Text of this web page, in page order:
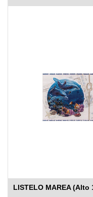
LISTELO MAREA (Alto